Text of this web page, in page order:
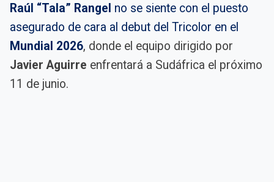
Raúl “Tala” Rangel no se siente con el puesto
asegurado de cara al debut del Tricolor en el
Mundial 2026, donde el equipo dirigido por
Javier Aguirre enfrentará a Sudáfrica el próximo
11 de junio.